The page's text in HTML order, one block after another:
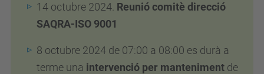
14 octubre 2024. Reunió comitè direcció
SAQRA-ISO 9001
8 octubre 2024 de 07:00 a 08:00 es durà a
terme una intervenció per manteniment de